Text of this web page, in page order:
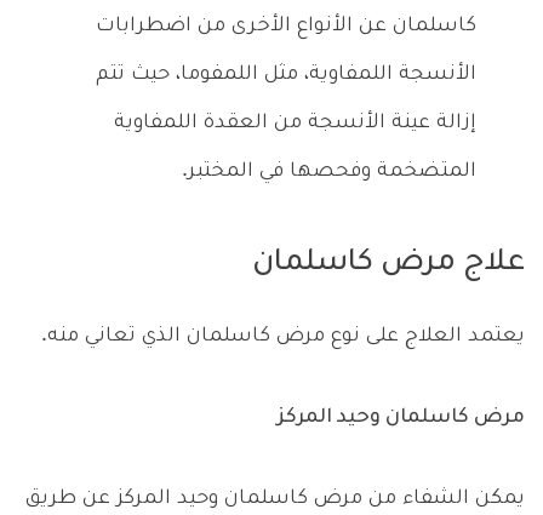
كاسلمان عن الأنواع الأخرى من اضطرابات
الأنسجة اللمفاوية، مثل اللمفوما، حيث تتم
إزالة عينة الأنسجة من العقدة اللمفاوية
المتضخمة وفحصها في المختبر.
علاج مرض كاسلمان
يعتمد العلاج على نوع مرض كاسلمان الذي تعاني منه.
مرض كاسلمان وحيد المركز
يمكن الشفاء من مرض كاسلمان وحيد المركز عن طريق